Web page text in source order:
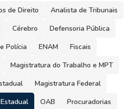
de Direito
Analista de Tribunais
Cérebro
Defensoria Pública
Polícia
ENAM
Fiscais
Magistratura do Trabalho e MPT
Magistratura Federal
OAB
Procuradorias